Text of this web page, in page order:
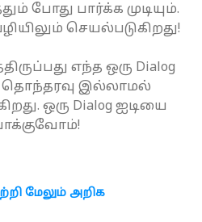
போது பார்க்க முடியும்.
செயல்படுகிறது!
எந்த ஒரு Dialog
தொந்தரவு இல்லாமல்
ஒரு Dialog ஐடியை
மேலும் அறிக